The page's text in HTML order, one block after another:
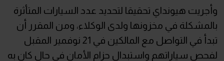
وأجريت هيونداي تحقيقا لتحديد عدد السيارات المتأثرة
بالمشكلة في مخزونها ولدى الوكلاء، ومن المقرر أن
تبدأ في التواصل مع المالكين في 21 نوفمير المقبل
لفحص سياراتهم واستبدال حزام الأمان في حال كان به